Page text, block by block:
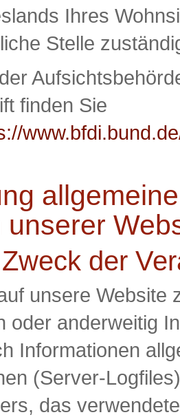
Ihres
Stelle
finden Sie
unserer
der
unsere Website
oder anderweitig
Informationen
(Server-
das